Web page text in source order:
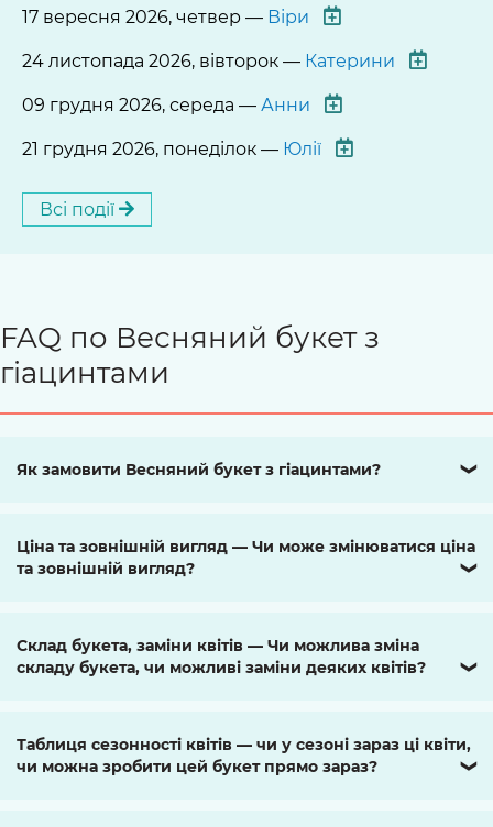
17 вересня 2026, четвер — Віри
24 листопада 2026, вівторок — Катерини
09 грудня 2026, середа — Анни
21 грудня 2026, понеділок — Юлії
Всі події
FAQ по Весняний букет з
гіацинтами
Як замовити Весняний букет з гіацинтами? ❯
Ціна та зовнішній вигляд — Чи може змінюватися ціна
та зовнішній вигляд?
❯
Склад букета, заміни квітів — Чи можлива зміна
складу букета, чи можливі заміни деяких квітів?
❯
Таблиця сезонності квітів — чи у сезоні зараз ці квіти,
чи можна зробити цей букет прямо зараз?
❯